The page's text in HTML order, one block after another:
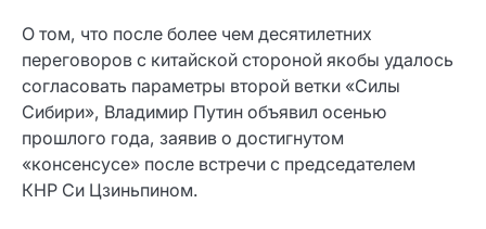
О том, что после более чем десятилетних
переговоров с китайской стороной якобы удалось
согласовать параметры второй ветки «Силы
Сибири», Владимир Путин объявил осенью
прошлого года, заявив о достигнутом
«консенсусе» после встречи с председателем
КНР Си Цзиньпином.